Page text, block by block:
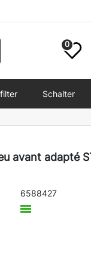
0
Schalter
avant adapté
6588427